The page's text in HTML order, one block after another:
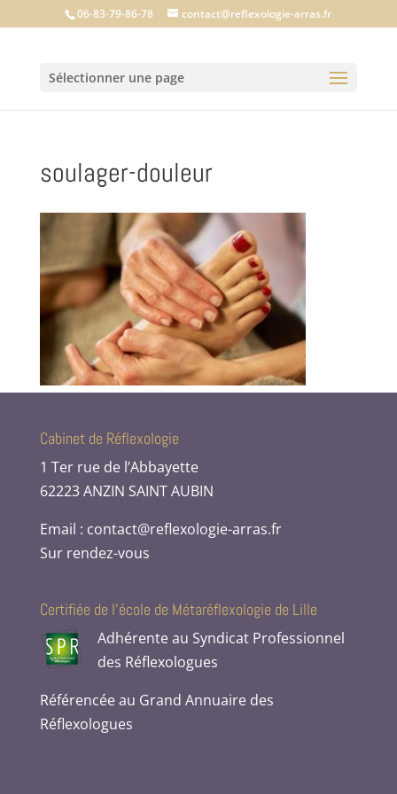
06-83-79-86-78 contact@reflexologie-arras.fr
Sélectionner une page
soulager-douleur
Cabinet de Réflexologie
1 Ter rue de l’Abbayette
62223 ANZIN SAINT AUBIN
Email : contact@reflexologie-arras.fr
Sur rendez-vous
Certifiée de l’école de Métaréflexologie de Lille
Adhérente au Syndicat Professionnel
des Réflexologues
Référencée au Grand Annuaire des
Réflexologues